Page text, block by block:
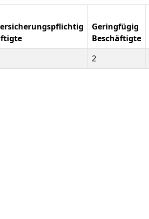
Geringfügig
Beschäftigte
2